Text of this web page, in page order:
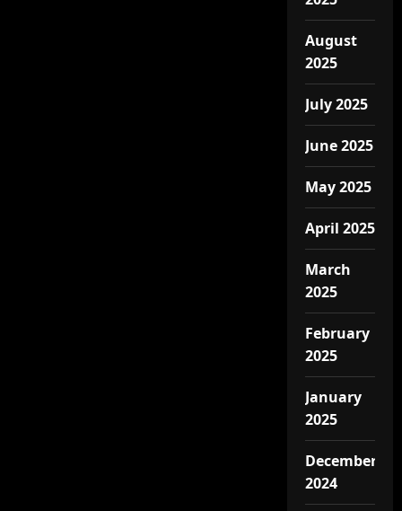
August
2025
July 2025
June 2025
May 2025
April 2025
March
2025
February
2025
January
2025
December
2024